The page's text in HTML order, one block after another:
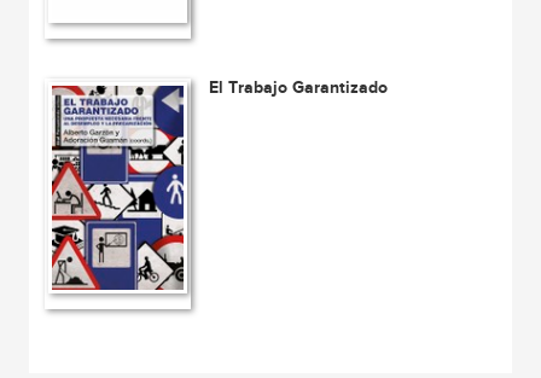
El Trabajo Garantizado